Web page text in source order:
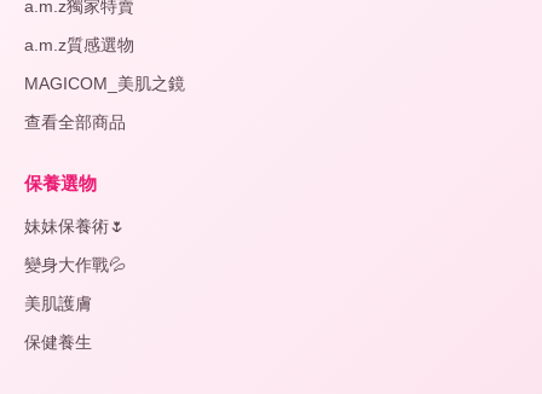
a.m.z獨家特賣
a.m.z質感選物
MAGICOM_美肌之鏡
查看全部商品
保養選物
妹妹保養術🌷
變身大作戰💦
美肌護膚
保健養生